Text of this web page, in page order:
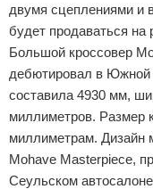
двумя сцеплениями и
будет продаваться на
Большой кроссовер
дебютировал в Южной
составила 4930 мм,
миллиметров. Размер
миллиметрам. Дизайн
Mohave Masterpiece,
Сеульском